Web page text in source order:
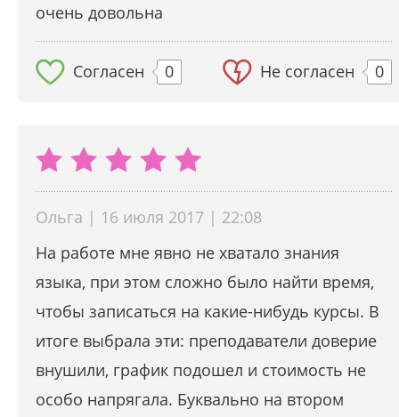
очень довольна
Согласен 0 Не согласен 0
Ольга | 16 июля 2017 | 22:08
На работе мне явно не хватало знания
языка, при этом сложно было найти время,
чтобы записаться на какие-нибудь курсы. В
итоге выбрала эти: преподаватели доверие
внушили, график подошел и стоимость не
особо напрягала. Буквально на втором